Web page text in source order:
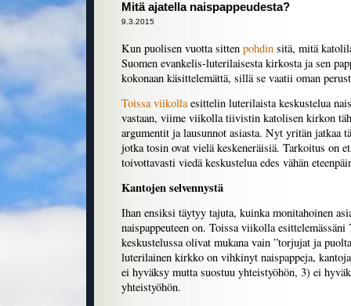
Mitä ajatella naispappeudesta?
9.3.2015
Kun puolisen vuotta sitten pohdin sitä, mitä
Suomen evankelis-luterilaisesta kirkosta ja sen
kokonaan käsittelemättä, sillä se vaatii oman
Toissa viikollaesittelin luterilaista keskustelua
vastaan, viime viikolla tiivistin katolisen kirkon
argumentit ja lausunnot asiasta. Nyt yritän jatkaa
jotka tosin ovat vielä keskeneräisiä. Tarkoitus on
toivottavasti viedä keskustelua edes vähän
Kantojen selvennystä
Ihan ensiksi täytyy tajuta, kuinka monitahoinen
naispappeuteen on. Toissa viikolla
keskustelussa olivat mukana vain ”torjujat ja
luterilainen kirkko on vihkinyt naispappeja,
ei hyväksy mutta suostuu yhteistyöhön, 3) ei
yhteistyöhön.